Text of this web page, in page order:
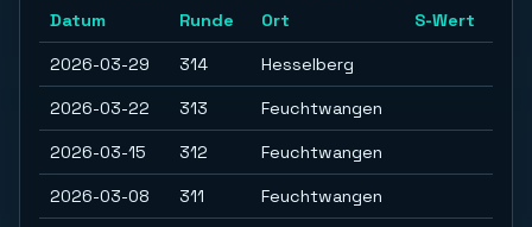
Datum
Runde Ort S-Wert
2026-03-29 314 Hesselberg
2026-03-22 313 Feuchtwangen
2026-03-15 312 Feuchtwangen
2026-03-08 311 Feuchtwangen